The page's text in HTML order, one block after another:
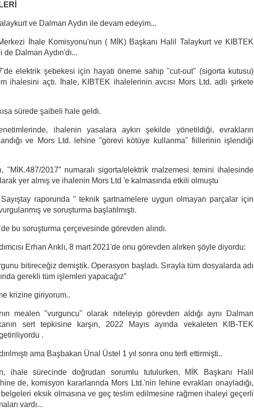
ve Dalman Aydın ile devam edeyim...
İhale Komisyonu'nun ( MİK) Başkanı Halil Talaykurt ve KIBTEK
de Dalman Aydın'dı...
elektrik şebekesi için hayati öneme sahip "cut-out" (sigorta kutusu)
ihalesini açtı. İhale, KIBTEK ihalelerinin avcısı Mors Ltd. adlı şirkete
sürede şaibeli hale geldi.
ihalenin yasalara aykırı şekilde yönetildiği, evrakların
ve Mors Ltd. lehine "görevi kötüye kullanma" fiillerinin işlendiği
"MİK.487/2017” numaralı sigorta/elektrik malzemesi temini ihalesinde
yer almış ve ihalenin Mors Ltd 'e kalmasında etkili olmuştu
raporunda " teknik şartnamelere uygun olmayan parçalar için
ve soruşturma başlatılmıştı.
bu soruşturma çerçevesinde görevden alındı.
Erhan Arıklı, 8 mart 2021'de onu görevden alırken şöyle diyordu:
bitireceğiz demiştik. Operasyon başladı. Sırayla tüm dosyalarda adı
gerekli tüm işlemleri yapacağız”
krizine giriyorum..
mealen "vurguncu" olarak niteleyip görevden aldığı aynı Dalman
sert tepkisine karşın, 2022 Mayıs ayında vekaleten KIB-TEK
.
ama Başbakan Ünal Üstel 1 yıl sonra onu terfi ettirmişti..
ihale sürecinde doğrudan sorumlu tutulurken, MİK Başkanı Halil
de, komisyon kararlarında Mors Ltd.'nin lehine evrakları onayladığı,
eksik olmasına ve geç teslim edilmesine rağmen ihaleyi geçerli
vardı...